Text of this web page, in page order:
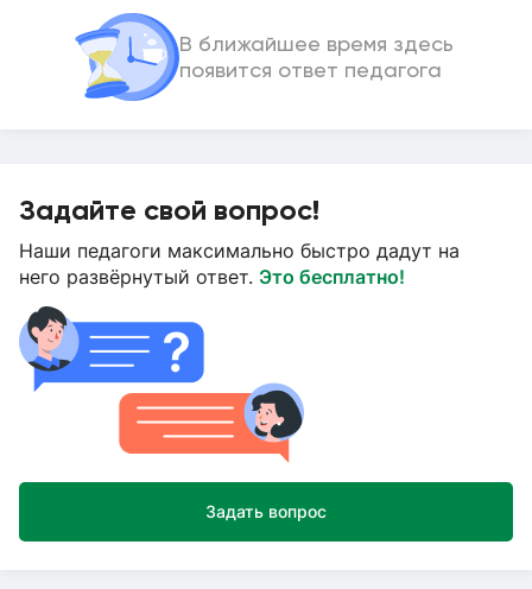
В ближайшее время здесь
появится ответ педагога
Задайте свой вопрос!
Наши педагоги максимально быстро дадут на
него развёрнутый ответ. Это бесплатно!
Задать вопрос